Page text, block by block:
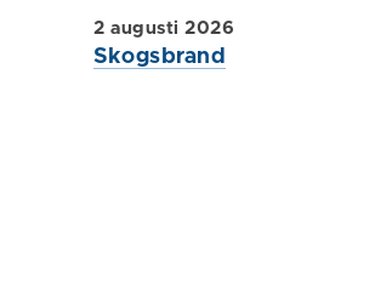
Skogsbrand
2 augusti 2026